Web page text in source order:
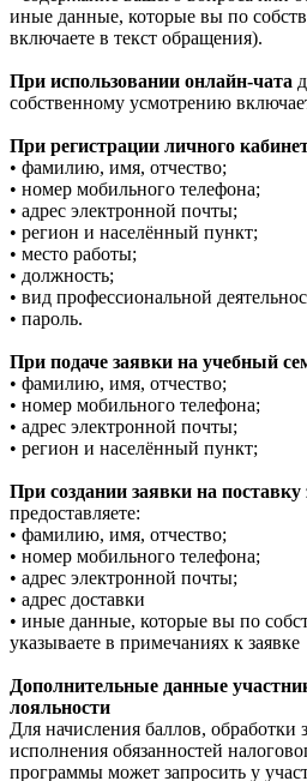
иные данные, которые вы по
включаете в текст обращения).
При использовании онлайн-чата
собственному усмотрению
При регистрации личного
• фамилию, имя, отчество;
• номер мобильного телефона;
• адрес электронной почты;
• регион и населённый пункт;
• место работы;
• должность;
• вид профессиональной
• пароль.
При подаче заявки на учебный
• фамилию, имя, отчество;
• номер мобильного телефона;
• адрес электронной почты;
• регион и населённый пункт;
При создании заявки на поставку
предоставляете:
• фамилию, имя, отчество;
• номер мобильного телефона;
• адрес электронной почты;
• адрес доставки
• иные данные, которые вы по
указываете в примечаниях к заявке
Дополнительные данные
лояльности
Для начисления баллов, обработки
исполнения обязанностей
программы может запросить у